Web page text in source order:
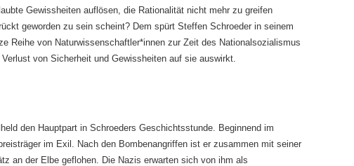
Gewissheiten auflösen, die Rationalität nicht mehr zu greifen
geworden zu sein scheint? Dem spürt Steffen Schroeder in seinem
Reihe von Naturwissenschaftler*innen zur Zeit des Nationalsozialismus
von Sicherheit und Gewissheiten auf sie auswirkt.
den Hauptpart in Schroeders Geschichtsstunde. Beginnend im
im Exil. Nach den Bombenangriffen ist er zusammen mit seiner
an der Elbe geflohen. Die Nazis erwarten sich von ihm als